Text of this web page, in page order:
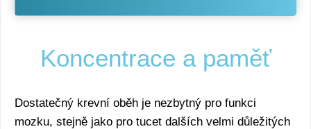
Koncentrace a paměť
Dostatečný krevní oběh je nezbytný pro funkci
mozku, stejně jako pro tucet dalších velmi důležitých